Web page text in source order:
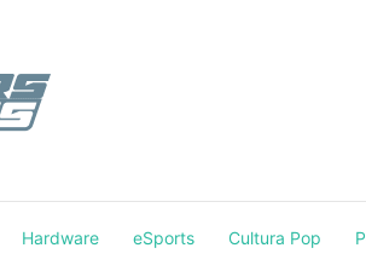
Hardware eSports Cultura Pop